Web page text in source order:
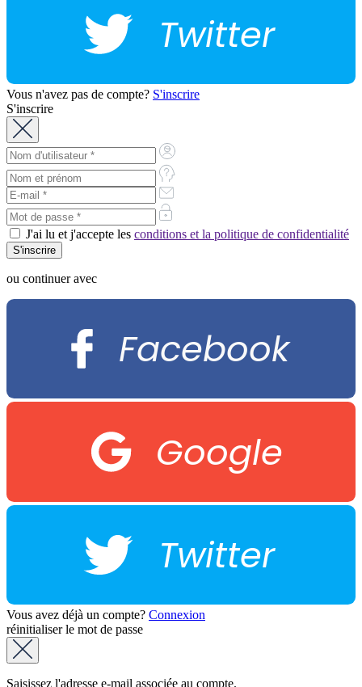
Twitter
Vous n'avez pas de compte? S'inscrire
S'inscrire
J'ai lu et j'accepte les conditions et la politique de confidentialité
ou continuer avec
Facebook
Google
Twitter
Vous avez déjà un compte? Connexion
réinitialiser le mot de passe
Saisissez l'adresse e-mail associée au compte.